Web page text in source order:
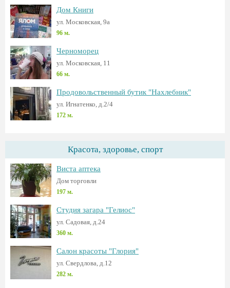
Дом Книги
ул. Московская, 9а
96 м.
Черноморец
ул. Московская, 11
66 м.
Продовольственный бутик "Нахлебник"
ул. Игнатенко, д.2/4
172 м.
Красота, здоровье, спорт
Виста аптека
Дом торговли
197 м.
Студия загара "Гелиос"
ул. Садовая, д.24
360 м.
Салон красоты "Глория"
ул. Свердлова, д.12
282 м.